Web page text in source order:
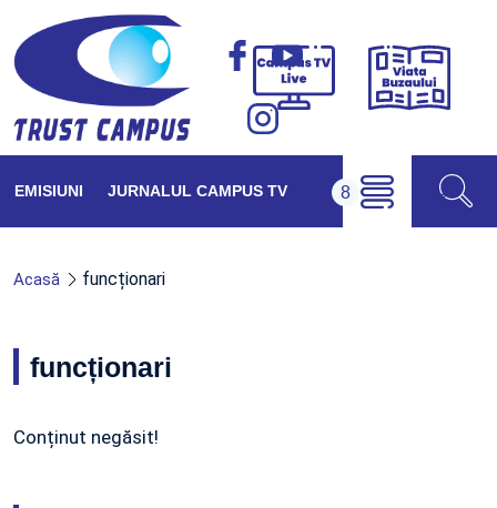
Campus
Viața
EMISIUNI JURNALUL CAMPUS TV
Acasă funcționari
funcționari
Conținut negăsit!